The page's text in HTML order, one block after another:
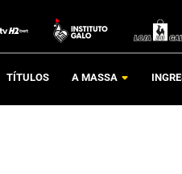
TÍTULOS A MASSA